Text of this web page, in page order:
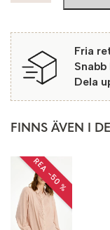
Cloud
020
Offwhite
mängd
Fria
Dela
FINNS ÄVEN I
REA −50 %